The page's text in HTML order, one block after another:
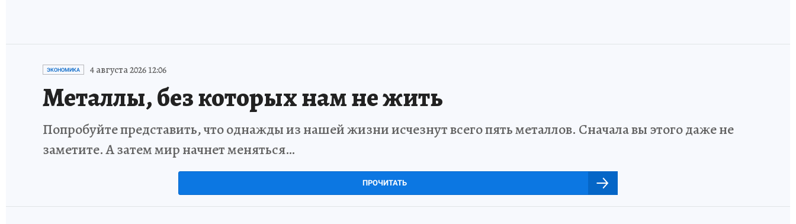
ЭКОНОМИКА 4 августа 2026 12:06
Металлы, без которых нам не жить
Попробуйте представить, что однажды из нашей жизни исчезнут всего пять металлов. Сначала вы этого даже не
заметите. А затем мир начнет меняться…
ПРОЧИТАТЬ